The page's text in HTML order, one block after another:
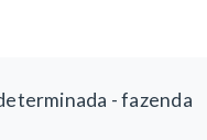
- fazenda